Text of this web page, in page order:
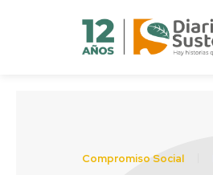
Compromiso Social